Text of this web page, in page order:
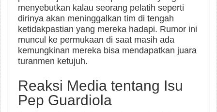
menyebutkan kalau seorang pelatih seperti
dirinya akan meninggalkan tim di tengah
ketidakpastian yang mereka hadapi. Rumor ini
muncul ke permukaan di saat masih ada
kemungkinan mereka bisa mendapatkan juara
turanmen ketujuh.
Reaksi Media tentang Isu
Pep Guardiola